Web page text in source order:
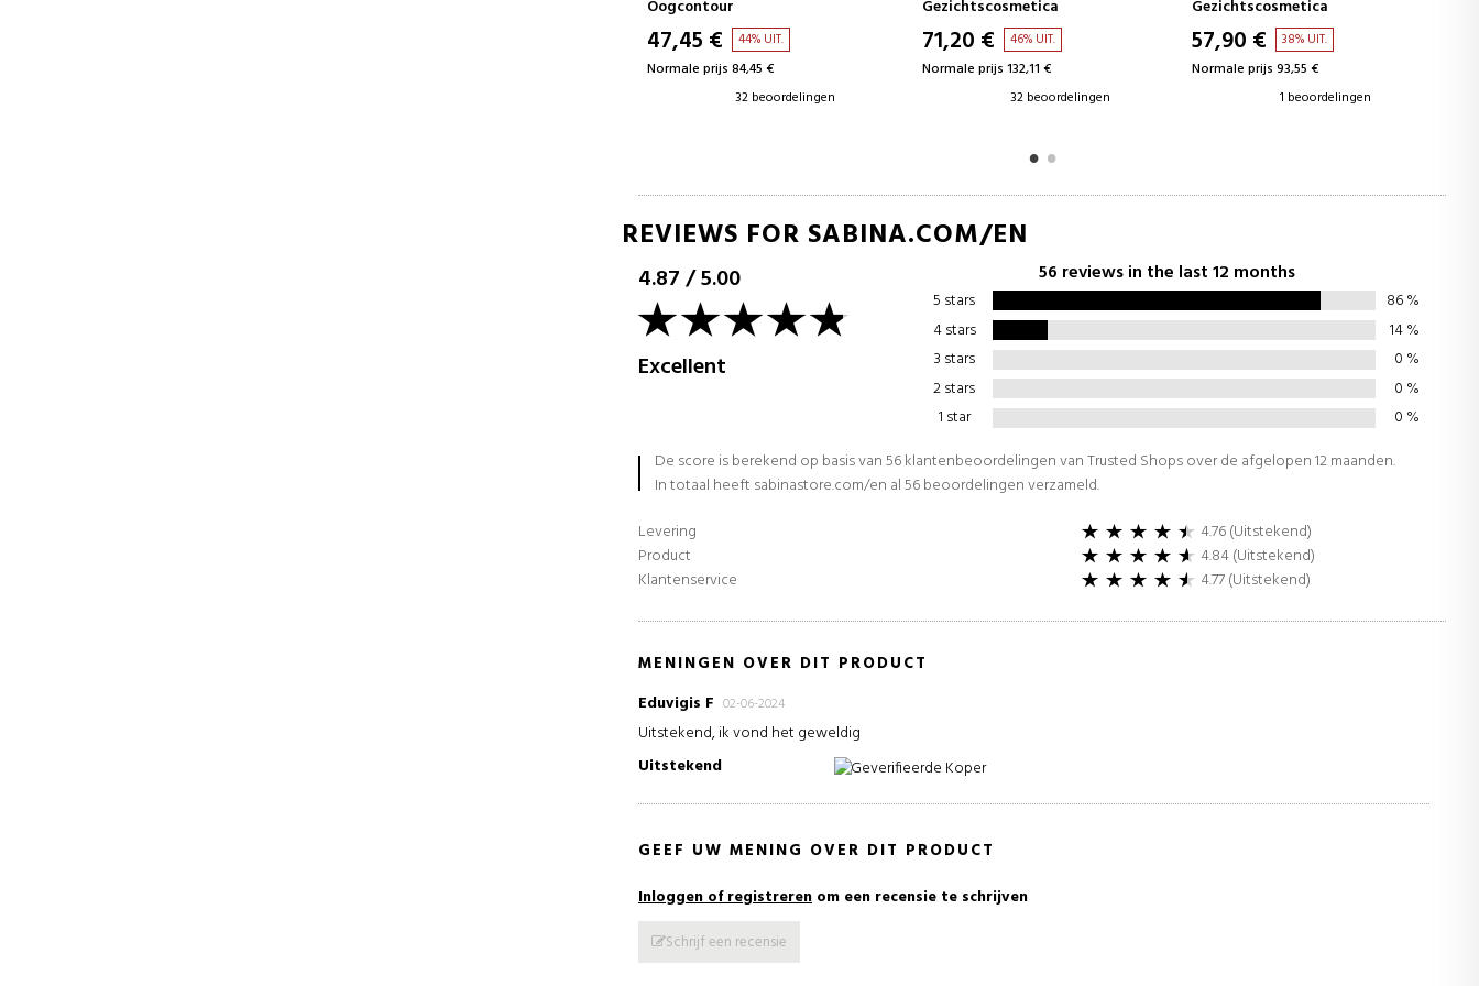
Gezichtscosmetica
71,20 € 46% UIT.
Normale prijs 132,11 €
32 beoordelingen
Gezichtscosmetica
57,90 € 38% UIT.
Normale prijs 93,55 €
1 beoordelingen
Gezichtscosmetica
44,39 € 45% UIT.
Normale prijs 80,43 €
1 beoordelingen
REVIEWS FOR SABINA.COM/EN
4.87/5.00
Excellent
56 reviews in the last 12 months
5 stars 86%
4 stars
14%
3 stars
0 %
2 stars
0 %
1 star
0 %
De score is berekend op basis van 56 klantenbeoordelingen van Trusted Shops over de afgelopen 12 maanden.
In totaal heeft sabinastore.com/en al 56 beoordelingen verzameld.
Levering
4.76 (Uitstekend)
Product
4.84 (Uitstekend)
Klantenservice
4.77 (Uitstekend)
MENINGEN OVER DIT PRODUCT
Eduvigis F 02-06-2024
Uitstekend, ik vond het geweldig
Uitstekend
Geverifieerde Koper
GEEF UW MENING OVER DIT PRODUCT
Inloggen of registreren om een recensie te schrijven
Schrijf een recensie